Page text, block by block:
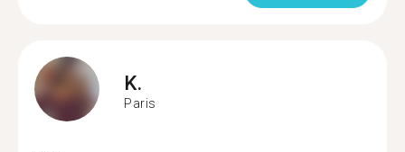
K.
Paris